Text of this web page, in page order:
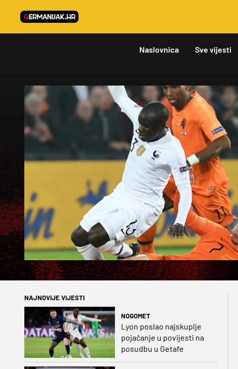
Naslovnica Sve vijesti
NAJNOVIJE VIJESTI
NOGOMET
Lyon poslao najskuplje
pojačanje u povijesti na
posudbu u Getafe